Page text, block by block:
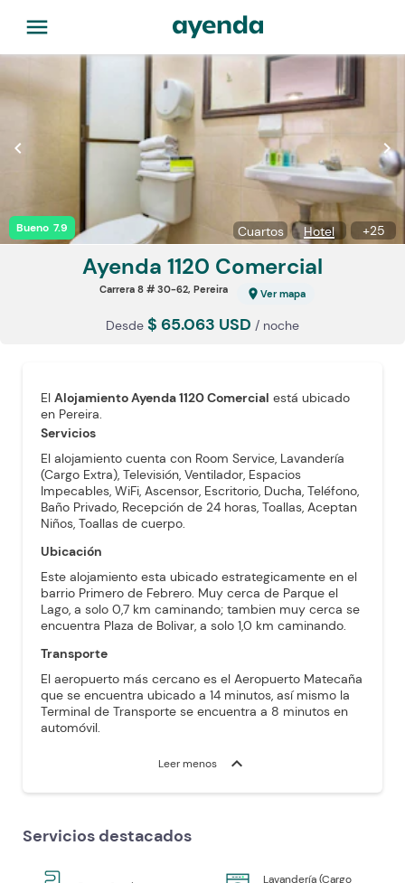
menu
Bueno 7.9
chevron_left chevron_right
Hotel
Cuartos +25
Ayenda 1120 Comercial
Carrera 8 # 30-62, Pereira location_on Ver mapa
Desde $ 65.063 USD / noche
El Alojamiento Ayenda 1120 Comercial está ubicado
en Pereira.
Servicios
El alojamiento cuenta con Room Service, Lavandería
(Cargo Extra), Televisión, Ventilador, Espacios
Impecables, WiFi, Ascensor, Escritorio, Ducha, Teléfono,
Baño Privado, Recepción de 24 horas, Toallas, Aceptan
Niños, Toallas de cuerpo.
Ubicación
Este alojamiento esta ubicado estrategicamente en el
barrio Primero de Febrero. Muy cerca de Parque el
Lago, a solo 0,7 km caminando; tambien muy cerca se
encuentra Plaza de Bolivar, a solo 1,0 km caminando.
Transporte
El aeropuerto más cercano es el Aeropuerto Matecaña
que se encuentra ubicado a 14 minutos, así mismo la
Terminal de Transporte se encuentra a 8 minutos en
automóvil.
Leer menos expand_more
Servicios destacados
Lavandería (Cargo